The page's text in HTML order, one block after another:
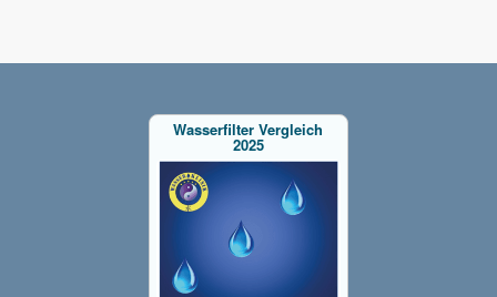
Wasserfilter Vergleich
2025